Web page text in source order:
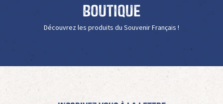
Boutique
Découvrez les produits du Souvenir Français !